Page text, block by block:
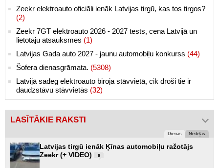
Zeekr elektroauto oficiāli ienāk Latvijas tirgū, kas tos tirgos?
(2)
Zeekr 7GT elektroauto 2026 - 2027 tests, cena Latvijā un
lietotāju atsauksmes (1)
Latvijas Gada auto 2027 - jaunu automobiļu konkurss (44)
Šofera dienasgrāmata. (5308)
Latvijā sadeg elektroauto biroja stāvvietā, cik droši tie ir
daudzstāvu stāvvietās (32)
LASĪTĀKIE RAKSTI
Dienas Nedēļas
Latvijas tirgū ienāk Ķīnas automobiļu ražotājs
Zeekr (+ VIDEO)
6